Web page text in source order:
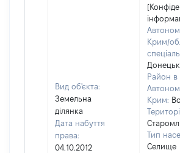
Вид об'єкта:
Земельна
ділянка
Дата набуття
права:
04.10.2012
Крим/
Район в
Крим:
Тип
Селище